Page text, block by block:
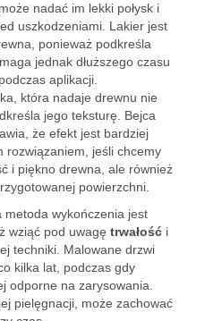
nadać im lekki połysk i
uszkodzeniami. Lakier jest
ponieważ podkreśla
jednak dłuższego czasu
aplikacji.
która nadaje drewnu nie
jego teksturę. Bejca
że efekt jest bardziej
rozwiązaniem, jeśli chcemy
i piękno drewna, ale również
powierzchni.
metoda wykończenia jest
wziąć pod uwagę trwałość i
techniki. Malowane drzwi
kilka lat, podczas gdy
odporne na zarysowania.
pielęgnacji, może zachować